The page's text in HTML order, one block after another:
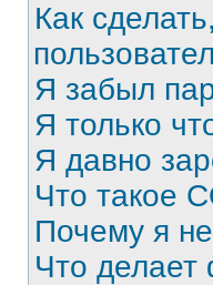
Как
Я забыл
Я только
Я давно
Что такое
Почему я
Что делает